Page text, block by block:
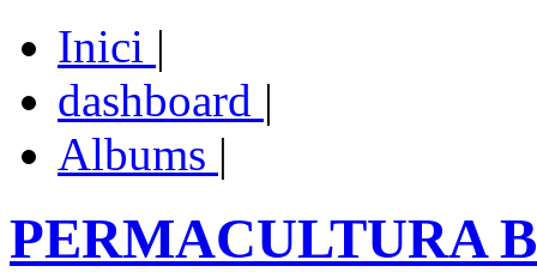
Inici |
dashboard |
Albums |
PERMACULTURA